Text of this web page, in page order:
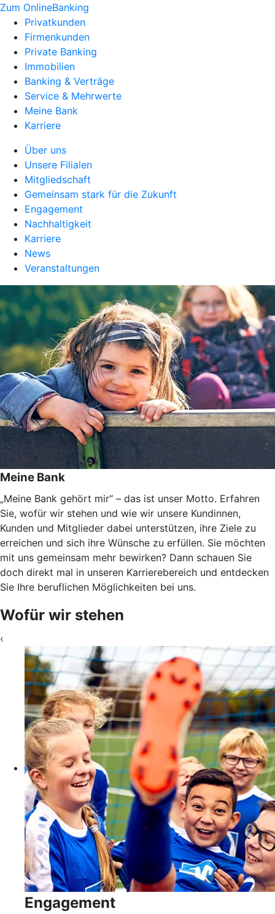
Zum OnlineBanking
Privatkunden
Firmenkunden
Private Banking
Immobilien
Banking & Verträge
Service & Mehrwerte
Meine Bank
Karriere
Über uns
Unsere Filialen
Mitgliedschaft
Gemeinsam stark für die Zukunft
Engagement
Nachhaltigkeit
Karriere
News
Veranstaltungen
Meine Bank
„Meine Bank gehört mir“ – das ist unser Motto. Erfahren
Sie, wofür wir stehen und wie wir unsere Kundinnen,
Kunden und Mitglieder dabei unterstützen, ihre Ziele zu
erreichen und sich ihre Wünsche zu erfüllen. Sie möchten
mit uns gemeinsam mehr bewirken? Dann schauen Sie
doch direkt mal in unseren Karrierebereich und entdecken
Sie Ihre beruflichen Möglichkeiten bei uns.
Wofür wir stehen
‹
Engagement